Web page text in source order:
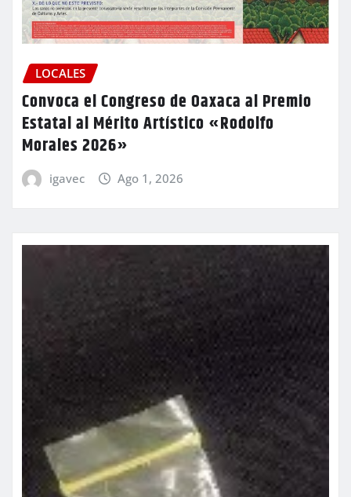
LOCALES
Convoca el Congreso de Oaxaca al Premio
Estatal al Mérito Artístico «Rodolfo
Morales 2026»
igavec Ago 1, 2026